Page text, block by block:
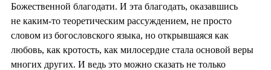
Божественной благодати. И эта благодать, оказавшись
не каким-то теоретическим рассуждением, не просто
словом из богословского языка, но открывшаяся как
любовь, как кротость, как милосердие стала основой веры
многих других. И ведь это можно сказать не только